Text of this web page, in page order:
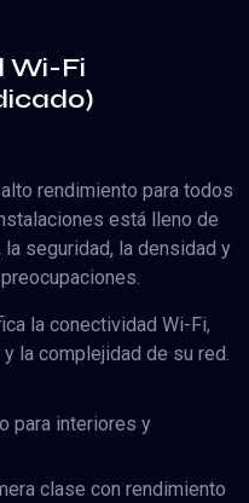
Wi-Fi
rendimiento para todos
está lleno de
seguridad, la densidad y
la conectividad Wi-Fi,
la complejidad de su red.
para interiores y
clase con rendimiento